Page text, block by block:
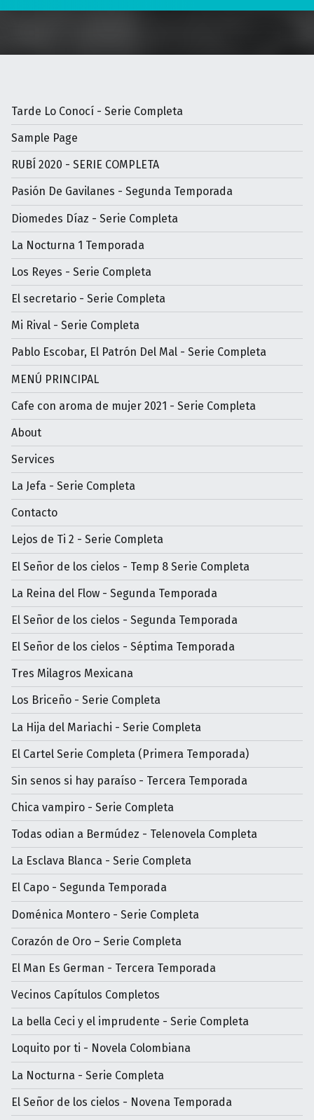
Tarde Lo Conocí - Serie Completa
Sample Page
RUBÍ 2020 - SERIE COMPLETA
Pasión De Gavilanes - Segunda Temporada
Diomedes Díaz - Serie Completa
La Nocturna 1 Temporada
Los Reyes - Serie Completa
El secretario - Serie Completa
Mi Rival - Serie Completa
Pablo Escobar, El Patrón Del Mal - Serie Completa
MENÚ PRINCIPAL
Cafe con aroma de mujer 2021 - Serie Completa
About
Services
La Jefa - Serie Completa
Contacto
Lejos de Ti 2 - Serie Completa
El Señor de los cielos - Temp 8 Serie Completa
La Reina del Flow - Segunda Temporada
El Señor de los cielos - Segunda Temporada
El Señor de los cielos - Séptima Temporada
Tres Milagros Mexicana
Los Briceño - Serie Completa
La Hija del Mariachi - Serie Completa
El Cartel Serie Completa (Primera Temporada)
Sin senos si hay paraíso - Tercera Temporada
Chica vampiro - Serie Completa
Todas odian a Bermúdez - Telenovela Completa
La Esclava Blanca - Serie Completa
El Capo - Segunda Temporada
Doménica Montero - Serie Completa
Corazón de Oro – Serie Completa
El Man Es German - Tercera Temporada
Vecinos Capítulos Completos
La bella Ceci y el imprudente - Serie Completa
Loquito por ti - Novela Colombiana
La Nocturna - Serie Completa
El Señor de los cielos - Novena Temporada